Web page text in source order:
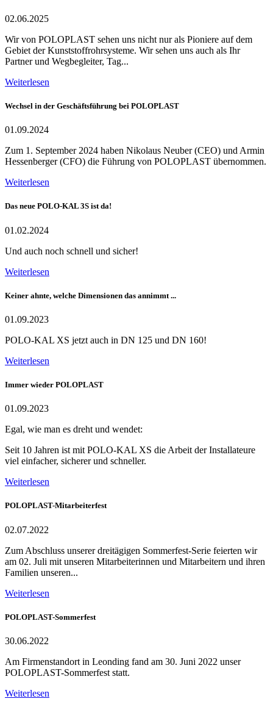
02.06.2025
Wir von POLOPLAST sehen uns nicht nur als Pioniere auf dem
Gebiet der Kunststoffrohrsysteme. Wir sehen uns auch als Ihr
Partner und Wegbegleiter, Tag...
Weiterlesen
Wechsel in der Geschäftsführung bei POLOPLAST
01.09.2024
Zum 1. September 2024 haben Nikolaus Neuber (CEO) und Armin
Hessenberger (CFO) die Führung von POLOPLAST übernommen.
Weiterlesen
Das neue POLO-KAL 3S ist da!
01.02.2024
Und auch noch schnell und sicher!
Weiterlesen
Keiner ahnte, welche Dimensionen das annimmt ...
01.09.2023
POLO-KAL XS jetzt auch in DN 125 und DN 160!
Weiterlesen
Immer wieder POLOPLAST
01.09.2023
Egal, wie man es dreht und wendet:
Seit 10 Jahren ist mit POLO-KAL XS die Arbeit der Installateure
viel einfacher, sicherer und schneller.
Weiterlesen
POLOPLAST-Mitarbeiterfest
02.07.2022
Zum Abschluss unserer dreitägigen Sommerfest-Serie feierten wir
am 02. Juli mit unseren Mitarbeiterinnen und Mitarbeitern und ihren
Familien unseren...
Weiterlesen
POLOPLAST-Sommerfest
30.06.2022
Am Firmenstandort in Leonding fand am 30. Juni 2022 unser
POLOPLAST-Sommerfest statt.
Weiterlesen